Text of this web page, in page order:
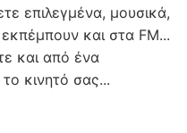
επιλεγμένα, μουσικά,
και στα FM...
και από ένα
κινητό σας...